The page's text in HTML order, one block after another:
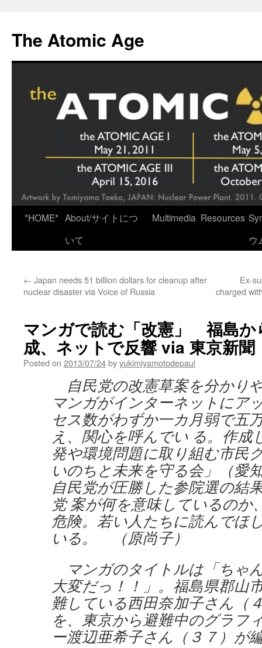
content
The Atomic Age
*HOME* About/サイトにつ
いて
Multimedia Resources
ウ
← Japan needs 51 billion dollars for cleanup after
nuclear disaster via Voice of Russia
Ex-
charged
マンガで読む「改憲」 福島か
成、ネットで反響 via 東京新聞
Posted on 2013/07/24byyukimiyamotodepaul
自民党の改憲草案を分かり
マンガがインターネットにア
セス数がわずか一カ月弱で五
え、関心を呼んでい る。作成
発や環境問題に取り組む市民
いのちと未来を守る会」（愛
自民党が圧勝した参院選の結
党 案が何を意味しているのか
危険。若い人たちに読んでほ
いる。 （原尚子）
マンガのタイトルは「ちゃ
大変だっ！！」。福島県郡山
難している西田奈加子さん（
を、東京から避難中のグラフ
ー渡辺亜希子さん（３７）が